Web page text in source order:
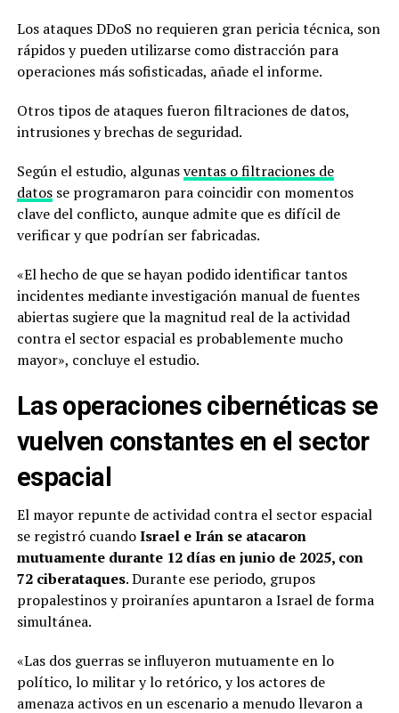
Los ataques DDoS no requieren gran pericia técnica, son
rápidos y pueden utilizarse como distracción para
operaciones más sofisticadas, añade el informe.
Otros tipos de ataques fueron filtraciones de datos,
intrusiones y brechas de seguridad.
Según el estudio, algunasventas o filtraciones de
datosse programaron para coincidir con momentos
clave del conflicto, aunque admite que es difícil de
verificar y que podrían ser fabricadas.
«El hecho de que se hayan podido identificar tantos
incidentes mediante investigación manual de fuentes
abiertas sugiere que la magnitud real de la actividad
contra el sector espacial es probablemente mucho
mayor», concluye el estudio.
Las operaciones cibernéticas se
vuelven constantes en el sector
espacial
El mayor repunte de actividad contra el sector espacial
se registró cuandoIsrael e Irán se atacaron
mutuamente durante 12 días en junio de 2025, con
72 ciberataques. Durante ese periodo, grupos
propalestinos y proiraníes apuntaron a Israel de forma
simultánea.
«Las dos guerras se influyeron mutuamente en lo
político, lo militar y lo retórico, y los actores de
amenaza activos en un escenario a menudo llevaron a